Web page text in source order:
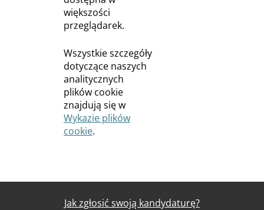
większości
przeglądarek.
Wszystkie szczegóły
dotyczące naszych
analitycznych
plików cookie
znajdują się w
Wykazie plików
cookie.
Jak zgłosić swoją kandydaturę?